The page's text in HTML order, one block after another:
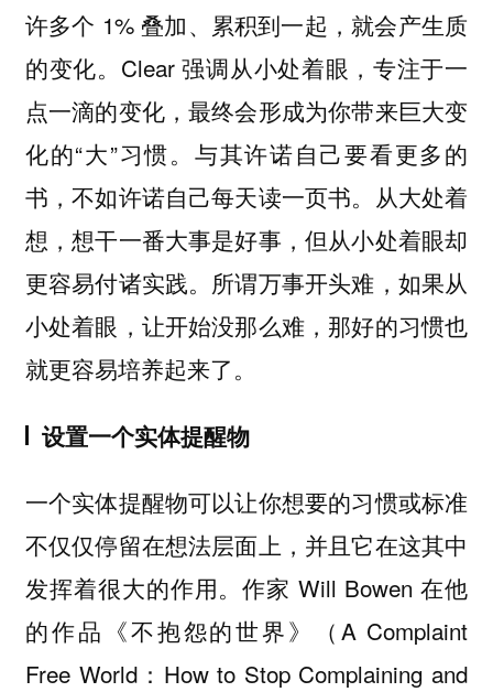
许多个 1% 叠加、累积到一起，就会产生质
的变化。Clear 强调从小处着眼，专注于一
点一滴的变化，最终会形成为你带来巨大变
化的“大”习惯。与其许诺自己要看更多的
书，不如许诺自己每天读一页书。从大处着
想，想干一番大事是好事，但从小处着眼却
更容易付诸实践。所谓万事开头难，如果从
小处着眼，让开始没那么难，那好的习惯也
就更容易培养起来了。
设置一个实体提醒物
一个实体提醒物可以让你想要的习惯或标准
不仅仅停留在想法层面上，并且它在这其中
发挥着很大的作用。作家 Will Bowen 在他
的作品《不抱怨的世界》（A Complaint
Free World：How to Stop Complaining and